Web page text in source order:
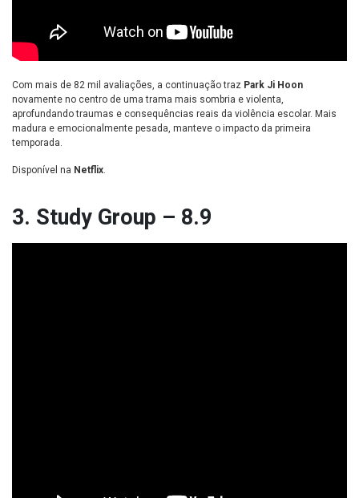
Com mais de 82 mil avaliações, a continuação traz Park Ji Hoon
novamente no centro de uma trama mais sombria e violenta,
aprofundando traumas e consequências reais da violência escolar. Mais
madura e emocionalmente pesada, manteve o impacto da primeira
temporada.
Disponível na Netflix.
3. Study Group – 8.9